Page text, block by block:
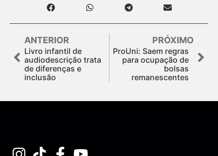
ANTERIOR
Livro infantil de
audiodescrição trata
de diferenças e
inclusão
PRÓXIMO
ProUni: Saem regras
para ocupação de
bolsas
remanescentes